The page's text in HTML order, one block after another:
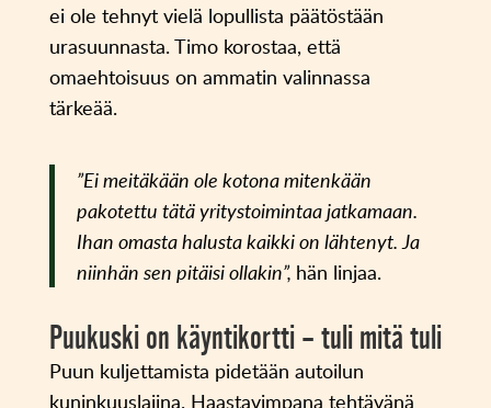
ei ole tehnyt vielä lopullista päätöstään
urasuunnasta. Timo korostaa, että
omaehtoisuus on ammatin valinnassa
tärkeää.
”Ei meitäkään ole kotona mitenkään
pakotettu tätä yritystoimintaa jatkamaan.
Ihan omasta halusta kaikki on lähtenyt. Ja
niinhän sen pitäisi ollakin”, hän linjaa.
Puukuski on käyntikortti – tuli mitä tuli
Puun kuljettamista pidetään autoilun
kuninkuuslajina. Haastavimpana tehtävänä